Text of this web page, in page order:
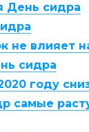
День сидра
не влияет
сидра
году
самые